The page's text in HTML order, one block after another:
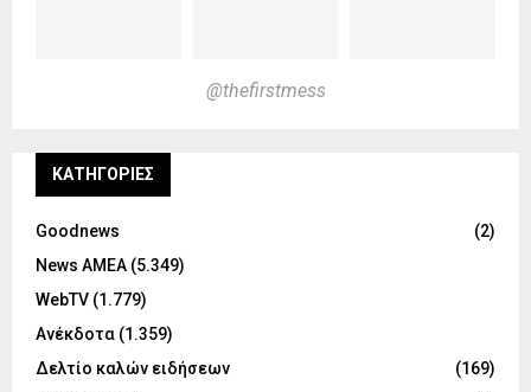
@thefirstmess
KΑΤΗΓΟΡΊΕΣ
Goodnews
(2)
News ΑΜΕΑ (5.349)
WebTV (1.779)
Ανέκδοτα (1.359)
Δελτίο καλών ειδήσεων
(169)